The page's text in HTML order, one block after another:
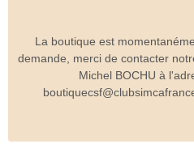
La boutique est
demande, merci de contacter
Michel BOCHU à